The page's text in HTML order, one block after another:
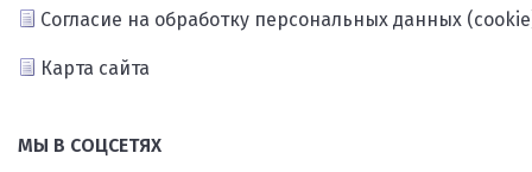
Согласие на обработку персональных данных
Карта сайта
МЫ В СОЦСЕТЯХ